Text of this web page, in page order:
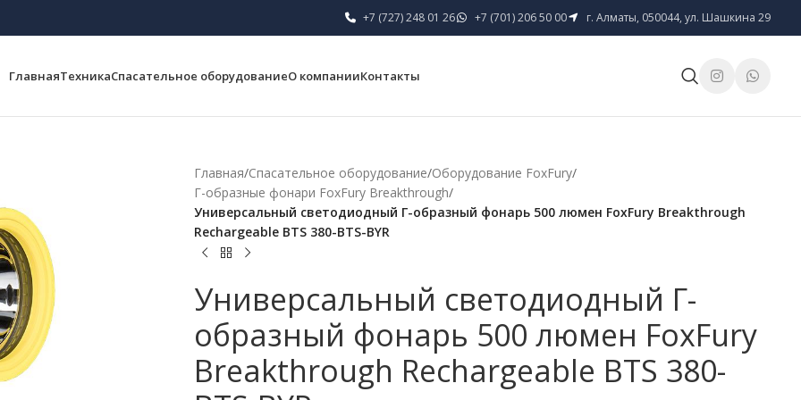
+7 (727) 248 01 26 +7 (701) 206 50 00 г. Алматы, 050044, ул. Шашкина 29
ГлавнаяТехникаСпасательное оборудованиеО компанииКонтакты
Главная/Спасательное оборудование/Оборудование FoxFury/
Г-образные фонари FoxFury Breakthrough/
Универсальный светодиодный Г-образный фонарь 500 люмен FoxFury Breakthrough
Rechargeable BTS 380-BTS-BYR
Универсальный светодиодный Г-
образный фонарь 500 люмен FoxFury
Breakthrough Rechargeable BTS 380-